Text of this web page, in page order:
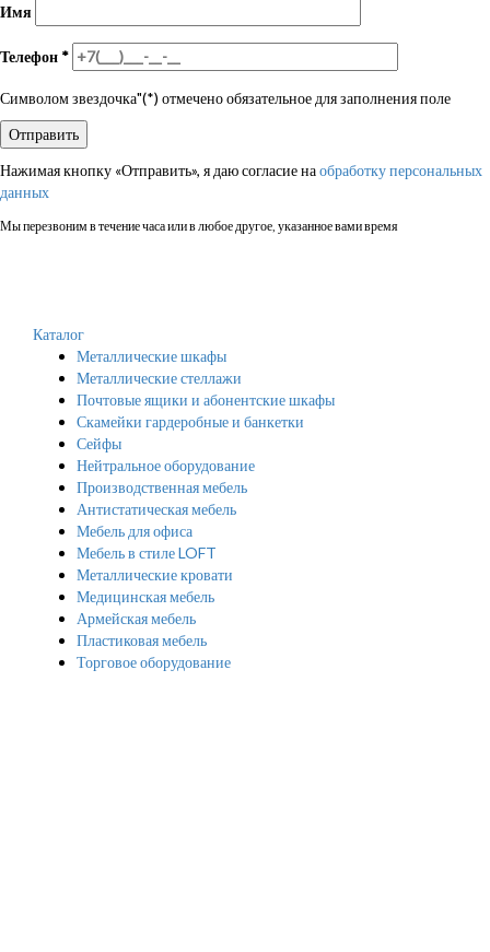
Имя
Телефон *
Символом звездочка"(*) отмечено обязательное для заполнения поле
Нажимая кнопку «Отправить», я даю согласие наобработку персональных
данных
Мы перезвоним в течение часа или в любое другое, указанное вами время
Каталог
Металлические шкафы
Металлические стеллажи
Почтовые ящики и абонентские шкафы
Скамейки гардеробные и банкетки
Сейфы
Нейтральное оборудование
Производственная мебель
Антистатическая мебель
Мебель для офиса
Мебель в стиле LOFT
Металлические кровати
Медицинская мебель
Армейская мебель
Пластиковая мебель
Торговое оборудование